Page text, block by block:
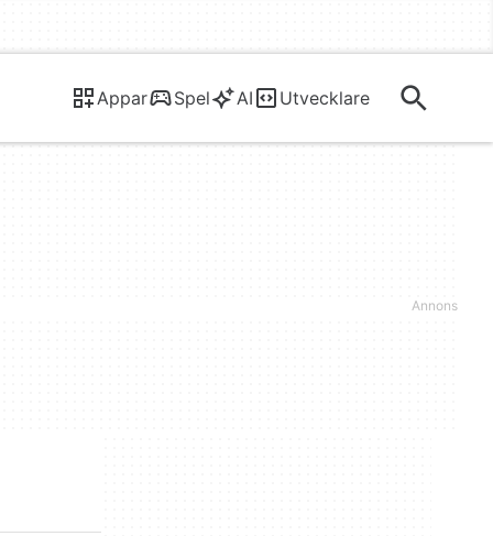
Appar Spel AI Utvecklare